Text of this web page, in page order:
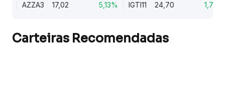
AZZA3 17,02 5,13% IGTI11 24,70 1,77%
Carteiras Recomendadas